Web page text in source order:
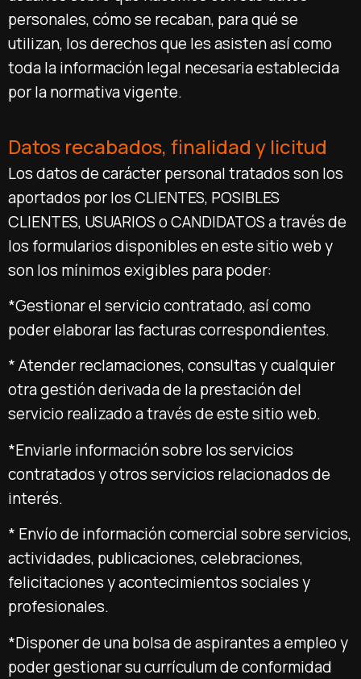
personales, cómo se recaban, para qué se
utilizan, los derechos que les asisten así como
toda la información legal necesaria establecida
por la normativa vigente.
Datos recabados, finalidad y licitud
Los datos de carácter personal tratados son los
aportados por los CLIENTES, POSIBLES
CLIENTES, USUARIOS o CANDIDATOS a través de
los formularios disponibles en este sitio web y
son los mínimos exigibles para poder:
*Gestionar el servicio contratado, así como
poder elaborar las facturas correspondientes.
* Atender reclamaciones, consultas y cualquier
otra gestión derivada de la prestación del
servicio realizado a través de este sitio web.
*Enviarle información sobre los servicios
contratados y otros servicios relacionados de
interés.
* Envío de información comercial sobre servicios,
actividades, publicaciones, celebraciones,
felicitaciones y acontecimientos sociales y
profesionales.
*Disponer de una bolsa de aspirantes a empleo y
poder gestionar su currículum de conformidad